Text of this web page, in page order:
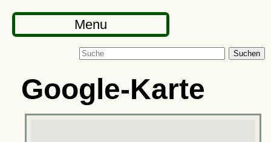
Menu
Suchen
Google-Karte